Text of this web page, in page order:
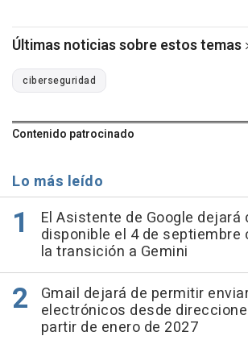
Últimas noticias sobre estos temas
ciberseguridad
Contenido patrocinado
Lo más leído
El Asistente de Google dejará
disponible el 4 de septiembre
la transición a Gemini
Gmail dejará de permitir
electrónicos desde
partir de enero de 2027